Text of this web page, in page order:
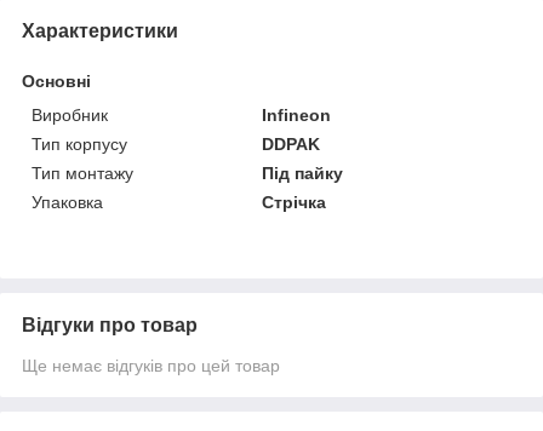
Характеристики
Основні
Виробник
Infineon
Тип корпусу
DDPAK
Тип монтажу
Під пайку
Упаковка
Стрічка
Відгуки про товар
Ще немає відгуків про цей товар